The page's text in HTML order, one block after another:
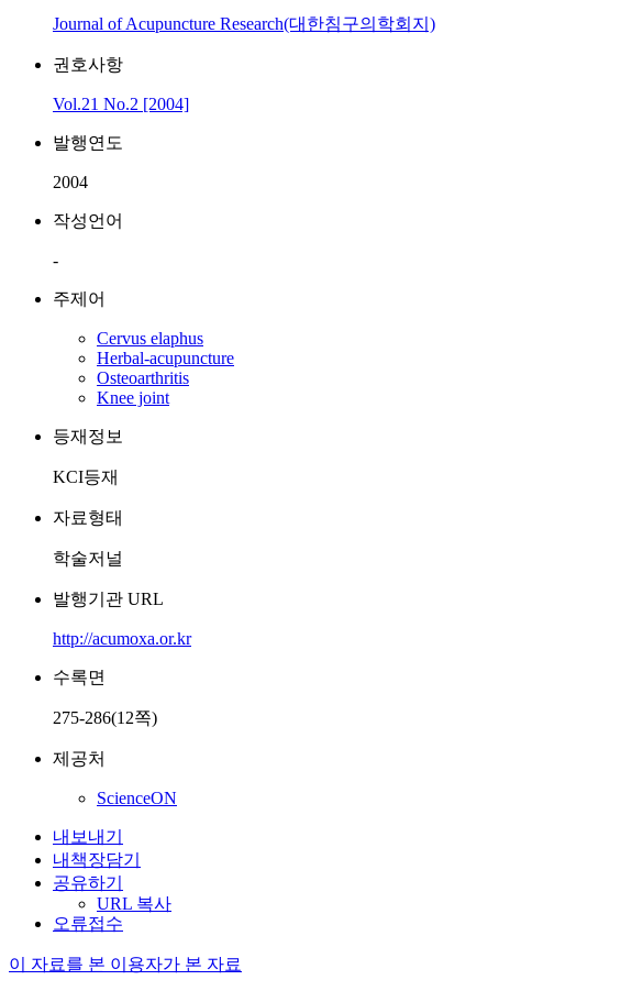
Journal of Acupuncture Research(대한침구의학회지)
권호사항
Vol.21 No.2 [2004]
발행연도
2004
작성언어
-
주제어
Cervus elaphus
Herbal-acupuncture
Osteoarthritis
Knee joint
등재정보
KCI등재
자료형태
학술저널
발행기관 URL
http://acumoxa.or.kr
수록면
275-286(12쪽)
제공처
ScienceON
내보내기
내책장담기
공유하기
URL 복사
오류접수
이 자료를 본 이용자가 본 자료